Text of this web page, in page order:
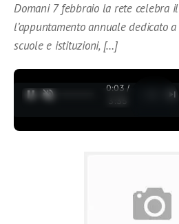
Domani 7 febbraio la rete celebra
l’appuntamento annuale dedicato
scuole e istituzioni, […]
0:03 /
3:35